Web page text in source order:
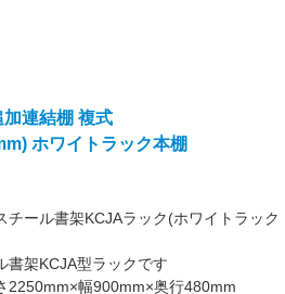
連結棚 複式
ホワイトラック本棚
チール書架KCJAラック(ホワイトラック
書架KCJA型ラックです
2250mm×幅900mm×奥行480mm